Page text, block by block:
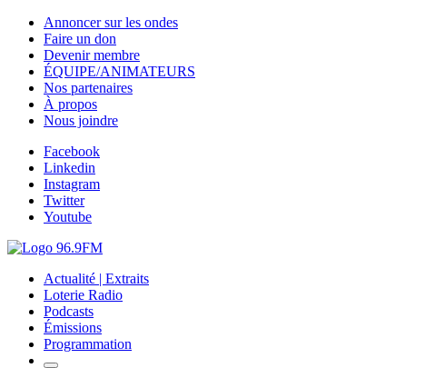
Annoncer sur les ondes
Faire un don
Devenir membre
ÉQUIPE/ANIMATEURS
Nos partenaires
À propos
Nous joindre
Facebook
Linkedin
Instagram
Twitter
Youtube
Actualité | Extraits
Loterie Radio
Podcasts
Émissions
Programmation